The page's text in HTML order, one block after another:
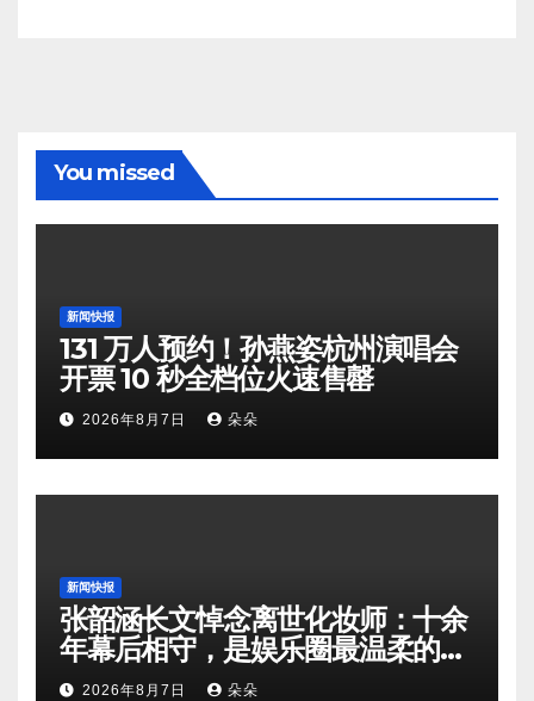
You missed
新闻快报
131 万人预约！孙燕姿杭州演唱会
开票 10 秒全档位火速售罄
2026年8月7日 朵朵
新闻快报
张韶涵长文悼念离世化妆师：十余
年幕后相守，是娱乐圈最温柔的双
向奔赴
2026年8月7日 朵朵